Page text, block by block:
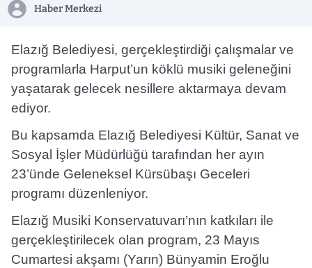
Haber Merkezi
Elazığ Belediyesi, gerçekleştirdiği çalışmalar ve
programlarla Harput’un köklü musiki geleneğini
yaşatarak gelecek nesillere aktarmaya devam
ediyor.
Bu kapsamda Elazığ Belediyesi Kültür, Sanat ve
Sosyal İşler Müdürlüğü tarafından her ayın
23’ünde Geleneksel Kürsübaşı Geceleri
programı düzenleniyor.
Elazığ Musiki Konservatuvarı’nın katkıları ile
gerçekleştirilecek olan program, 23 Mayıs
Cumartesi akşamı (Yarın) Bünyamin Eroğlu